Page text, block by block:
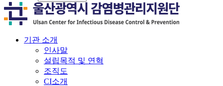
기관 소개
인사말
설립목적 및 연혁
조직도
CI소개